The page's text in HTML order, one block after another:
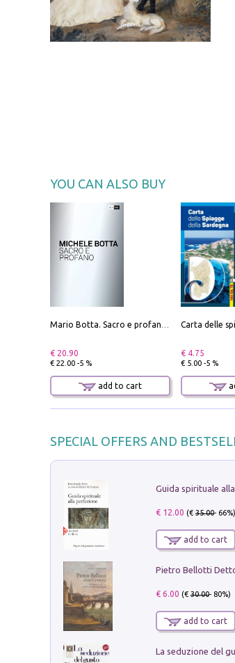
YOU CAN ALSO BUY
€ 20.90
€ 22.00 -5 %
add to cart
€ 4.75
€ 5.00 -5 %
SPECIAL OFFERS AND
Guida spirituale
€ 12.00 (€35.00- 66%)
add to cart
€ 6.00 (€30.00- 80%)
add to cart